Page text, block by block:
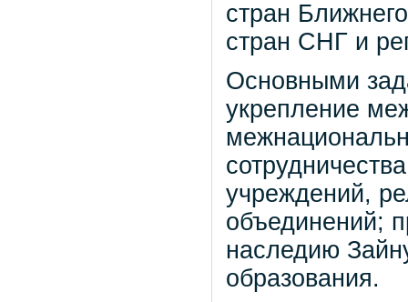
стран
стран СНГ и
Основными
укрепление
учреждений,
объединений;
наследию
образования.